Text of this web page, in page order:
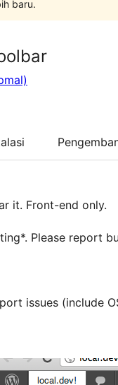
baru.
it. Front-end only.
Please report
issues (include